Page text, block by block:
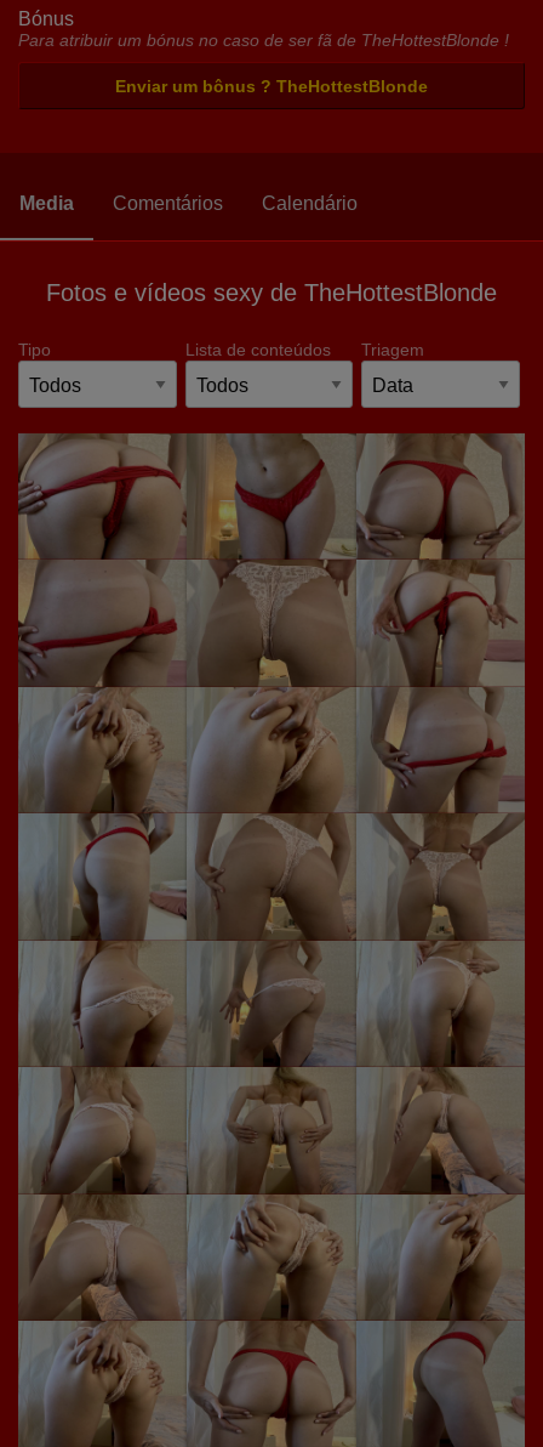
Bónus
Para atribuir um bónus no caso de ser fã de TheHottestBlonde !
Enviar um bônus ? TheHottestBlonde
Media Comentários Calendário
Fotos e vídeos sexy de TheHottestBlonde
Tipo Lista de conteúdos Triagem